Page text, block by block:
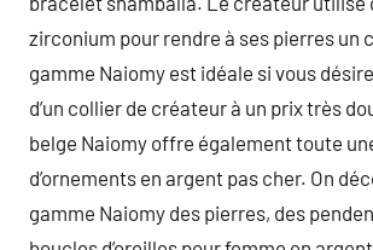
zirconium pour rendre à ses pierres un
gamme Naiomy est idéale si vous
d’un collier de créateur à un prix très
belge Naiomy offre également toute
d’ornements en argent pas cher. On
gamme Naiomy des pierres, des